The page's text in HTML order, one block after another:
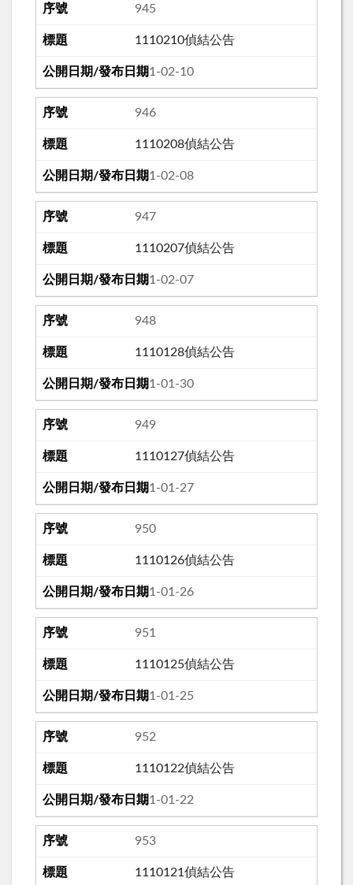
945
1110210偵結公告
111-02-10
946
1110208偵結公告
111-02-08
947
1110207偵結公告
111-02-07
948
1110128偵結公告
111-01-30
949
1110127偵結公告
111-01-27
950
1110126偵結公告
111-01-26
951
1110125偵結公告
111-01-25
952
1110122偵結公告
111-01-22
953
1110121偵結公告